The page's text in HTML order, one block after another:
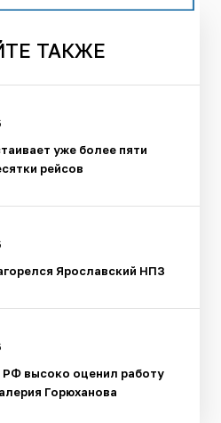
ТАКЖЕ
уже более пяти
рейсов
Ярославский НПЗ
РФ высоко оценил работу
Горюханова